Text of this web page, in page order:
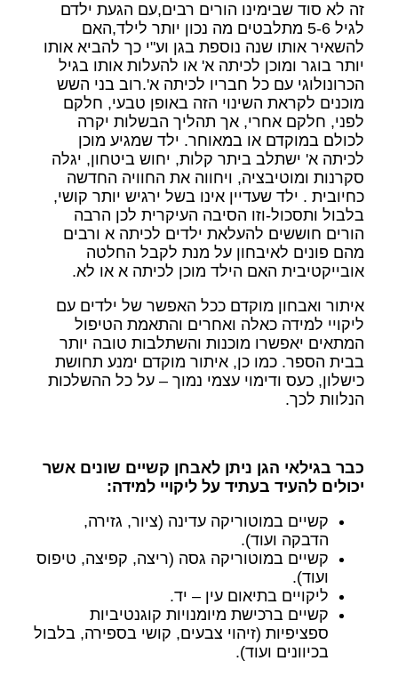
זה לא סוד שבימינו הורים רבים,עם הגעת ילדם
לגיל 5-6 מתלבטים מה נכון יותר לילד,האם
להשאיר אותו שנה נוספת בגן וע"י כך להביא אותו
יותר בוגר ומוכן לכיתה א' או להעלות אותו בגיל
הכרונולוגי עם כל חבריו לכיתה א'.רוב בני השש
מוכנים לקראת השינוי הזה באופן טבעי, חלקם
לפני, חלקם אחרי, אך תהליך הבשלות יקרה
לכולם במוקדם או במאוחר. ילד שמגיע מוכן
לכיתה א' ישתלב ביתר קלות, יחוש ביטחון, יגלה
סקרנות ומוטיבציה, ויחווה את החוויה החדשה
כחיובית . ילד שעדיין אינו בשל ירגיש יותר קושי,
בלבול ותסכול-וזו הסיבה העיקרית לכן הרבה
הורים חוששים להעלאת ילדים לכיתה א ורבים
מהם פונים לאיבחון על מנת לקבל החלטה
אובייקטיבית האם הילד מוכן לכיתה א או לא.
איתור ואבחון מוקדם ככל האפשר של ילדים עם
ליקויי למידה כאלה ואחרים והתאמת הטיפול
המתאים יאפשרו מוכנות והשתלבות טובה יותר
בבית הספר. כמו כן, איתור מוקדם ימנע תחושת
כישלון, כעס ודימוי עצמי נמוך – על כל ההשלכות
הנלוות לכך.
כבר בגילאי הגן ניתן לאבחן קשיים שונים אשר
יכולים להעיד בעתיד על ליקויי למידה:
קשיים במוטוריקה עדינה (ציור, גזירה,
הדבקה ועוד).
קשיים במוטוריקה גסה (ריצה, קפיצה, טיפוס
ועוד).
ליקויים בתיאום עין – יד.
קשיים ברכישת מיומנויות קוגנטיביות
ספציפיות (זיהוי צבעים, קושי בספירה, בלבול
בכיוונים ועוד).